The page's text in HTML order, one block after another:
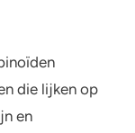
die lijken op
en